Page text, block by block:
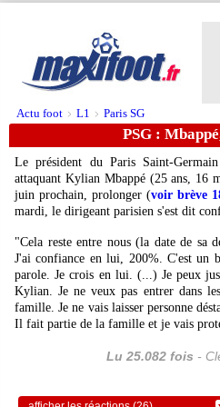
Actu foot > L1 > Paris SG
PSG :
Le président du Paris Saint-
attaquant Kylian Mbappé(25 ans, 16
juin prochain, prolonger (voir brève
mardi, le dirigeant parisien s'est dit
"Cela reste entre nous (la date de sa
J'ai confiance en lui, 200%. C'est un
parole. Je crois en lui. (...) Je peux
Kylian. Je ne veux pas entrer dans
famille. Je ne vais laisser personne
Il fait partie de la famille et je vais
Lu 25.082 fois -